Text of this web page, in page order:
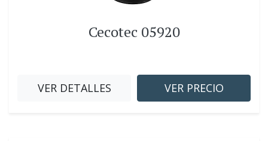
Cecotec 05920
VER DETALLES VER PRECIO